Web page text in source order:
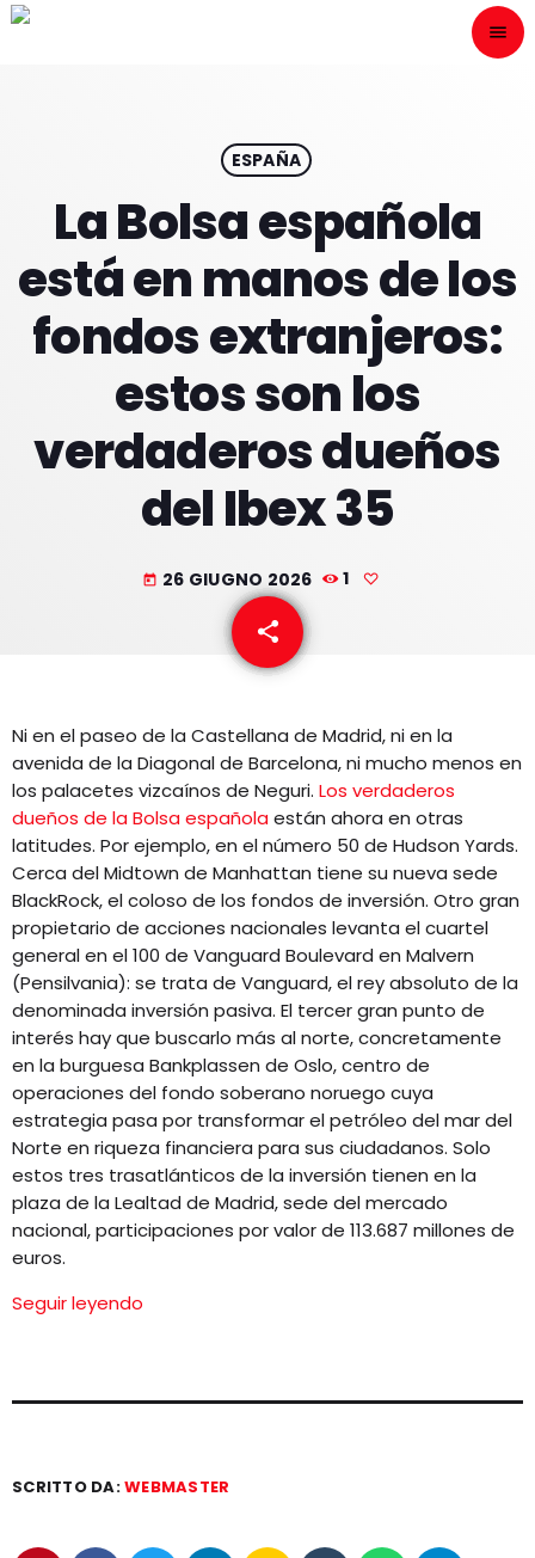
menu
play_arrow
PROGRAMACION
NUESTRAS FRECUENCIAS
ESPAÑA
La Bolsa española
está en manos de los
fondos extranjeros:
estos son los
verdaderos dueños
del Ibex 35
today 26 GIUGNO 2026 1
share
email
Ni en el paseo de la Castellana de Madrid, ni en la
avenida de la Diagonal de Barcelona, ni mucho menos en
los palacetes vizcaínos de Neguri. Los verdaderos
dueños de la Bolsa españolaestán ahora en otras
latitudes. Por ejemplo, en el número 50 de Hudson Yards.
Cerca del Midtown de Manhattan tiene su nueva sede
BlackRock, el coloso de los fondos de inversión. Otro gran
propietario de acciones nacionales levanta el cuartel
general en el 100 de Vanguard Boulevard en Malvern
(Pensilvania): se trata de Vanguard, el rey absoluto de la
denominada inversión pasiva. El tercer gran punto de
interés hay que buscarlo más al norte, concretamente
en la burguesa Bankplassen de Oslo, centro de
operaciones del fondo soberano noruego cuya
estrategia pasa por transformar el petróleo del mar del
Norte en riqueza financiera para sus ciudadanos. Solo
estos tres trasatlánticos de la inversión tienen en la
plaza de la Lealtad de Madrid, sede del mercado
nacional, participaciones por valor de 113.687 millones de
euros.
Seguir leyendo
SCRITTO DA:WEBMASTER